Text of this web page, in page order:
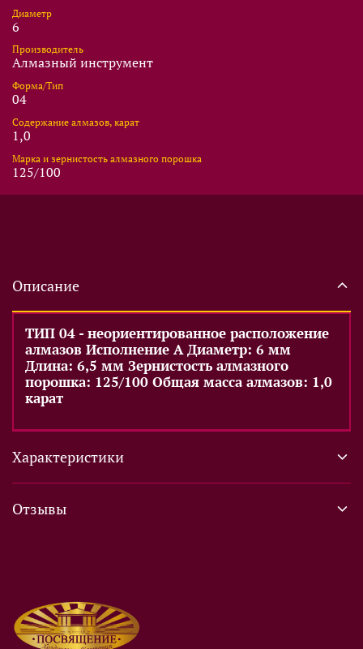
Диаметр
6
Производитель
Алмазный инструмент
Форма/Тип
04
Содержание алмазов, карат
1,0
Марка и зернистость алмазного порошка
125/100
Описание
ТИП 04 - неориентированное расположение
алмазов Исполнение А Диаметр: 6 мм
Длина: 6,5 мм Зернистость алмазного
порошка: 125/100 Общая масса алмазов: 1,0
карат
Характеристики
Отзывы